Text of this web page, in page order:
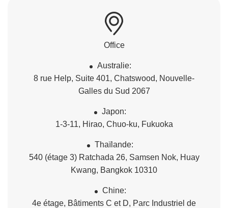
Office
Australie:
8 rue Help, Suite 401, Chatswood, Nouvelle-
Galles du Sud 2067
Japon:
1-3-11, Hirao, Chuo-ku, Fukuoka
Thaïlande:
540 (étage 3) Ratchada 26, Samsen Nok, Huay
Kwang, Bangkok 10310
Chine:
4e étage, Bâtiments C et D, Parc Industriel de